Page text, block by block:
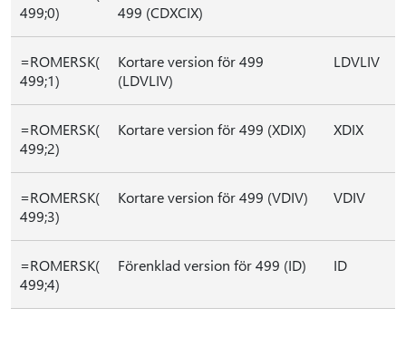
499;0)
499 (CDXCIX)
=ROMERSK(
499;1)
Kortare version för 499
(LDVLIV)
LDVLIV
=ROMERSK(
499;2)
Kortare version för 499 (XDIX) XDIX
=ROMERSK(
499;3)
Kortare version för 499 (VDIV) VDIV
=ROMERSK(
499;4)
Förenklad version för 499 (ID) ID